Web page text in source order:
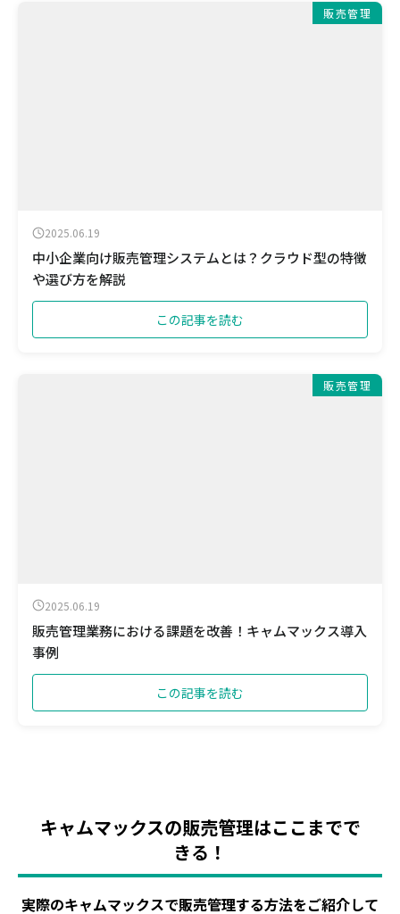
販売管理
2025.06.19
中小企業向け販売管理システムとは？クラウド型の特徴
や選び方を解説
この記事を読む
販売管理
2025.06.19
販売管理業務における課題を改善！キャムマックス導入
事例
この記事を読む
キャムマックスの販売管理はここまでで
きる！
実際のキャムマックスで販売管理する方法をご紹介して